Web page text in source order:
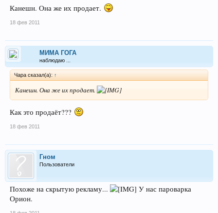
Канешн. Она же их продает.
18 фев 2011
МИМА ГОГА
наблюдаю ...
Чара сказал(а): ↑
Канешн. Она же их продает.
Как это продаёт???
18 фев 2011
Гном
Пользователи
Похоже на скрытую рекламу...
У нас пароварка
Орион.